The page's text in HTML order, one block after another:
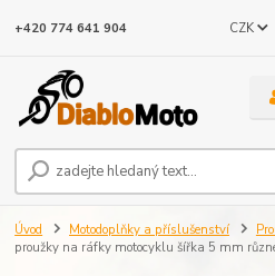
CZK
+420 774 641 904
Úvod Motodoplňky a příslušenství
proužky na ráfky motocyklu šířka 5 mm